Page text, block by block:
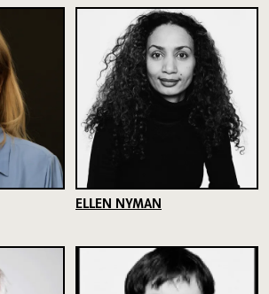
ELLEN NYMAN